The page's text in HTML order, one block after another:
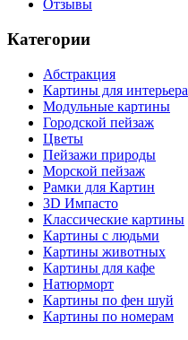
Отзывы
Категории
Абстракция
Картины для интерьера
Модульные картины
Городской пейзаж
Цветы
Пейзажи природы
Морской пейзаж
Рамки для Картин
3D Импасто
Классические картины
Картины с людьми
Картины животных
Картины для кафе
Натюрморт
Картины по фен шуй
Картины по номерам